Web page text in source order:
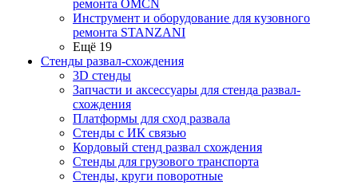
ремонта OMCN
Инструмент и оборудование для кузовного
ремонта STANZANI
Ещё 19
Стенды развал-схождения
3D стенды
Запчасти и аксессуары для стенда развал-
схождения
Платформы для сход развала
Стенды с ИК связью
Кордовый стенд развал схождения
Стенды для грузового транспорта
Стенды, круги поворотные